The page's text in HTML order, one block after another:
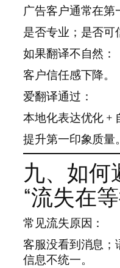
广告客户通常在第
是否专业；是否可
如果翻译不自然：
客户信任感下降。
爱翻译通过：
本地化表达优化 +
提升第一印象质量。
九、如何
“流失在
常见流失原因：
客服没看到消息；
信息不统一。